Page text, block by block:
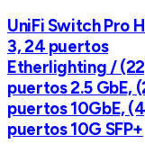
UniFi Switch Pro
3, 24 puertos
Etherlighting /
puertos 2.5 GbE,
puertos 10GbE,
puertos 10G SFP+